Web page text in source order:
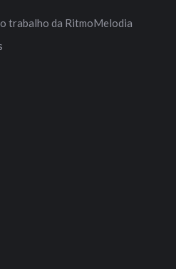
trabalho da RitmoMelodia